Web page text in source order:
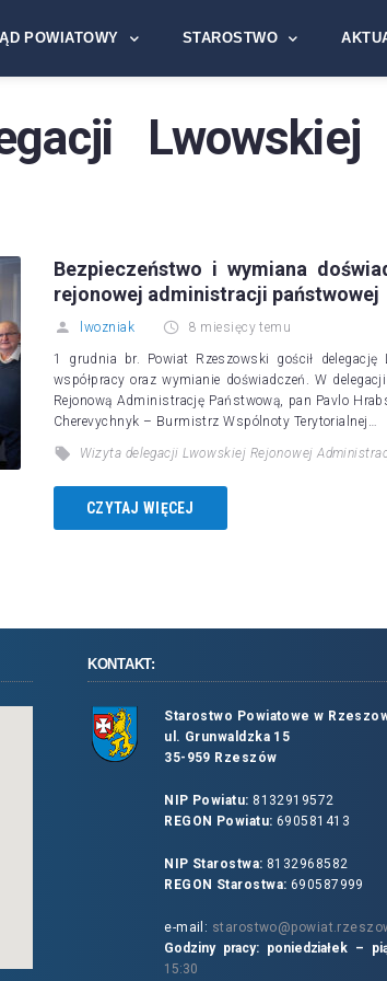
POWIATOWY STAROSTWO
Lwowskiej
Bezpieczeństwo i wymiana
rejonowej administracji państwowej
lwozniak 8 miesięcy temu
1 grudnia br. Powiat Rzeszowski gościł
współpracy oraz wymianie doświadczeń. W
Rejonową Administrację Państwową, pan Pavlo
Cherevychnyk – Burmistrz Wspólnoty Terytorialnej…
Wizyta delegacji Lwowskiej Rejonowej
CZYTAJ WIĘCEJ
KONTAKT:
Starostwo Powiatowe w
ul. Grunwaldzka 15
35-959 Rzeszów
NIP Powiatu: 8132919572
REGON Powiatu: 690581413
NIP Starostwa: 8132968582
REGON Starostwa: 690587999
e-mail:
Godziny pracy: poniedziałek –
15:30